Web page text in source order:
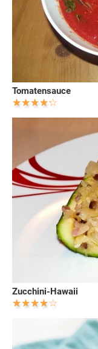
Tomatensauce
Zucchini-Hawaii